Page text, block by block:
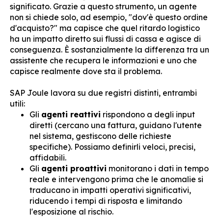
significato. Grazie a questo strumento, un agente
non si chiede solo, ad esempio, "dov'è questo ordine
d'acquisto?" ma capisce che quel ritardo logistico
ha un impatto diretto sui flussi di cassa e agisce di
conseguenza. È sostanzialmente la differenza tra un
assistente che recupera le informazioni e uno che
capisce realmente dove sta il problema.
SAP Joule lavora su due registri distinti, entrambi
utili:
Gli agenti reattivi rispondono a degli input
diretti (cercano una fattura, guidano l'utente
nel sistema, gestiscono delle richieste
specifiche). Possiamo definirli veloci, precisi,
affidabili.
Gli agenti proattivi monitorano i dati in tempo
reale e intervengono prima che le anomalie si
traducano in impatti operativi significativi,
riducendo i tempi di risposta e limitando
l'esposizione al rischio.